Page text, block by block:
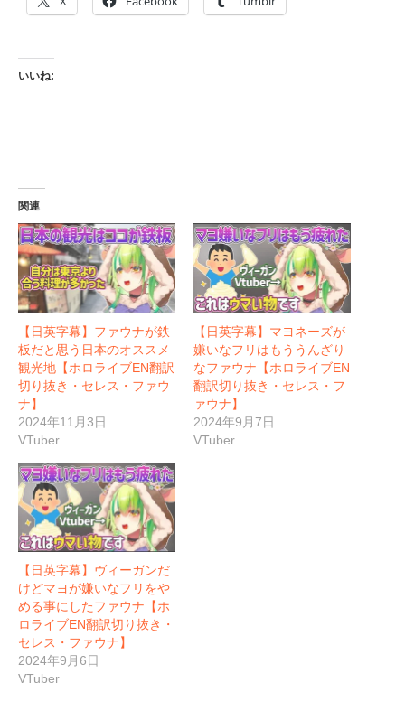
いいね:
関連
【日英字幕】ファウナが鉄
板だと思う日本のオススメ
観光地【ホロライブEN翻訳
切り抜き・セレス・ファウ
ナ】
2024年11月3日
VTuber
【日英字幕】マヨネーズが
嫌いなフリはもううんざり
なファウナ【ホロライブEN
翻訳切り抜き・セレス・フ
ァウナ】
2024年9月7日
VTuber
【日英字幕】ヴィーガンだ
けどマヨが嫌いなフリをや
める事にしたファウナ【ホ
ロライブEN翻訳切り抜き・
セレス・ファウナ】
2024年9月6日
VTuber